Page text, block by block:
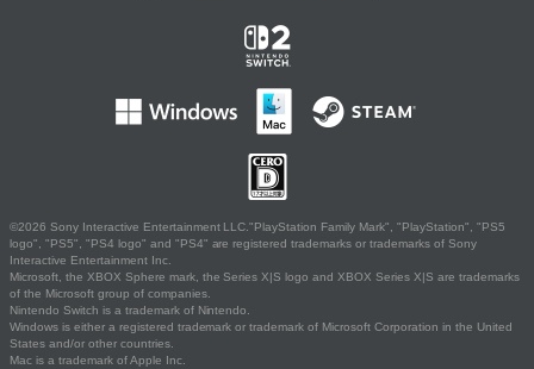
©2026 Sony Interactive Entertainment LLC."PlayStation Family Mark", "PlayStation", "PS5
logo", "PS5", "PS4 logo" and "PS4" are registered trademarks or trademarks of Sony
Interactive Entertainment Inc.
Microsoft, the XBOX Sphere mark, the Series X|S logo and XBOX Series X|S are trademarks
of the Microsoft group of companies.
Nintendo Switch is a trademark of Nintendo.
Windows is either a registered trademark or trademark of Microsoft Corporation in the United
States and/or other countries.
Mac is a trademark of Apple Inc.